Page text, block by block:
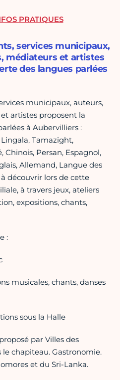
services municipaux,
médiateurs et artistes
des langues parlées
municipaux, auteurs,
artistes proposent la
à Aubervilliers :
Tamazight,
Chinois, Persan, Espagnol,
Allemand, Langue des
découvrir lors de cette
à travers jeux, ateliers
expositions, chants,
:
musicales, chants, danses
sous la Halle
par Villes des
le chapiteau. Gastronomie.
et du Sri-Lanka.
PRATIQUES